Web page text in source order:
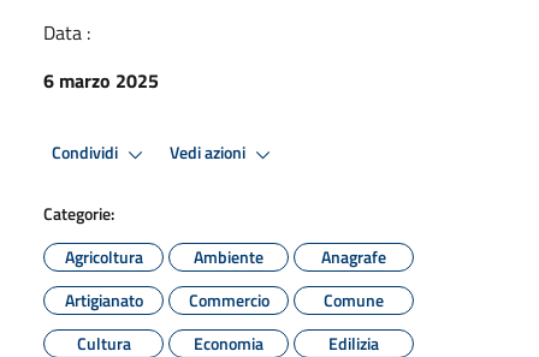
Data :
6 marzo 2025
Condividi Vedi azioni
Categorie:
Agricoltura
Ambiente
Anagrafe
Artigianato
Commercio
Comune
Cultura
Economia
Edilizia